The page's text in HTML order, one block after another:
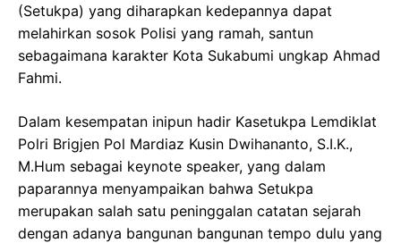
(Setukpa) yang diharapkan kedepannya dapat
melahirkan sosok Polisi yang ramah, santun
sebagaimana karakter Kota Sukabumi ungkap Ahmad
Fahmi.
Dalam kesempatan inipun hadir Kasetukpa Lemdiklat
Polri Brigjen Pol Mardiaz Kusin Dwihananto, S.I.K.,
M.Hum sebagai keynote speaker, yang dalam
paparannya menyampaikan bahwa Setukpa
merupakan salah satu peninggalan catatan sejarah
dengan adanya bangunan bangunan tempo dulu yang